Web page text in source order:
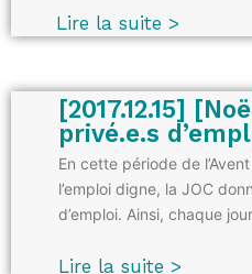
Lire la suite >
[2017.12.15]
privé.e.s
En cette période de
l’emploi digne, la JOC
d’emploi. Ainsi, chaque
Lire la suite >